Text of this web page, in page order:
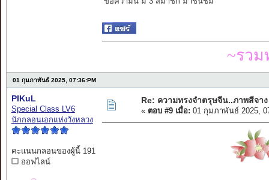
~รวม
01 กุมภาพันธ์ 2025, 07:36:PM
PIKuL
Special Class LV6
นักกลอนเอกแห่งวังหลวง
คะแนนกลอนของผู้นี้ 191
ออฟไลน์
Re: ความทรงจำตรุษจีน..ภาพสีจาง
« ตอบ #9 เมื่อ: 01 กุมภาพันธ์ 2025,